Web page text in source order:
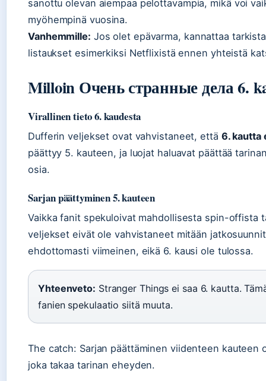
sanottu olevan aiempaa pelottavampia, mikä voi
myöhempinä vuosina.
Vanhemmille: Jos olet epävarma, kannattaa
listaukset esimerkiksi Netflixistä ennen yhteistä
Milloin Очень странные дела 6.
Virallinen tieto 6. kaudesta
Dufferin veljekset ovat vahvistaneet, että 6. kautta
päättyy 5. kauteen, ja luojat haluavat päättää
osia.
Sarjan päättyminen 5. kauteen
Vaikka fanit spekuloivat mahdollisesta spin-offista
veljekset eivät ole vahvistaneet mitään
ehdottomasti viimeinen, eikä 6. kausi ole tulossa.
Yhteenveto: Stranger Things ei saa 6. kautta.
fanien spekulaatio siitä muuta.
The catch: Sarjan päättäminen viidenteen kauteen
joka takaa tarinan eheyden.